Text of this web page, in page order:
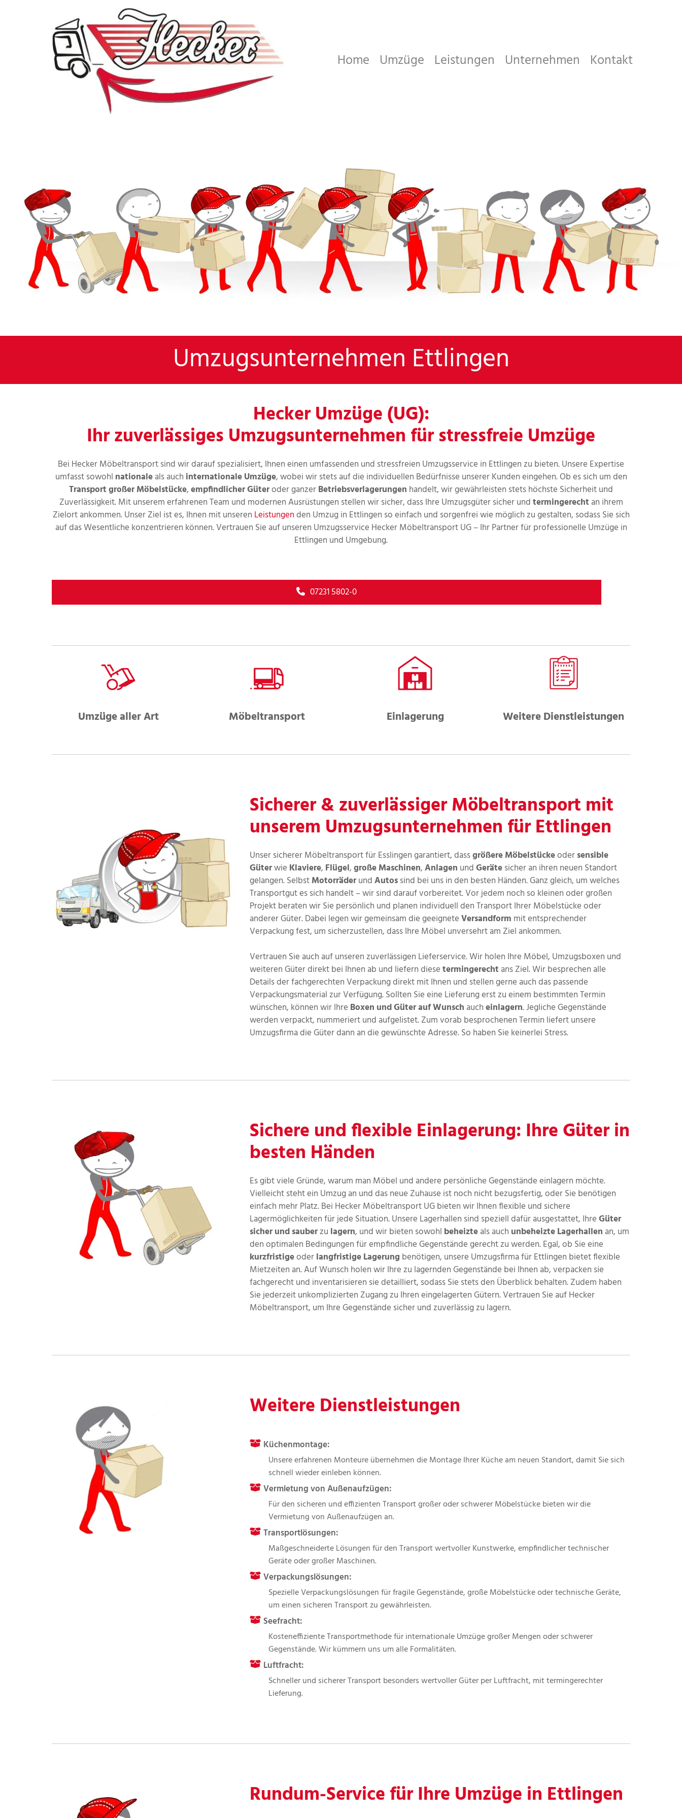
Home Umzüge Leistungen Unternehmen Kontakt
Umzugsunternehmen Ettlingen
Hecker Umzüge (UG):
Ihr zuverlässiges Umzugsunternehmen für stressfreie Umzüge
Bei Hecker Möbeltransport sind wir darauf spezialisiert, Ihnen einen umfassenden und stressfreien Umzugsservice in Ettlingen zu bieten. Unsere Expertise
umfasst sowohl nationaleals auch internationale Umzüge, wobei wir stets auf die individuellen Bedürfnisse unserer Kunden eingehen. Ob es sich um den
Transport großer Möbelstücke,empfindlicher Güteroder ganzerBetriebsverlagerungen handelt, wir gewährleisten stets höchste Sicherheit und
Zuverlässigkeit. Mit unserem erfahrenen Team und modernen Ausrüstungen stellen wir sicher, dass Ihre Umzugsgüter sicher undtermingerechtan ihrem
Zielort ankommen. Unser Ziel ist es, Ihnen mit unseren Leistungenden Umzug in Ettlingen so einfach und sorgenfrei wie möglich zu gestalten, sodass Sie sich
auf das Wesentliche konzentrieren können. Vertrauen Sie auf unseren Umzugsservice Hecker Möbeltransport UG – Ihr Partner für professionelle Umzüge in
Ettlingen und Umgebung.
07231 5802-0
Umzüge aller Art Möbeltransport Einlagerung Weitere Dienstleistungen
Sicherer & zuverlässiger Möbeltransport mit
unserem Umzugsunternehmen für Ettlingen
Unser sicherer Möbeltransport für Esslingen garantiert, dassgrößere Möbelstückeodersensible
Güterwie Klaviere, Flügel,große Maschinen,Anlagen undGerätesicher an ihren neuen Standort
gelangen. SelbstMotorräderundAutossind bei uns in den besten Händen. Ganz gleich, um welches
Transportgut es sich handelt – wir sind darauf vorbereitet. Vor jedem noch so kleinen oder großen
Projekt beraten wir Sie persönlich und planen individuell den Transport Ihrer Möbelstücke oder
anderer Güter. Dabei legen wir gemeinsam die geeigneteVersandform mit entsprechender
Verpackung fest, um sicherzustellen, dass Ihre Möbel unversehrt am Ziel ankommen.
Vertrauen Sie auch auf unseren zuverlässigen Lieferservice. Wir holen Ihre Möbel, Umzugsboxen und
weiteren Güter direkt bei Ihnen ab und liefern diesetermingerechtans Ziel. Wir besprechen alle
Details der fachgerechten Verpackung direkt mit Ihnen und stellen gerne auch das passende
Verpackungsmaterial zur Verfügung. Sollten Sie eine Lieferung erst zu einem bestimmten Termin
wünschen, können wir Ihre Boxen und Güter auf Wunschaucheinlagern. Jegliche Gegenstände
werden verpackt, nummeriert und aufgelistet. Zum vorab besprochenen Termin liefert unsere
Umzugsfirma die Güter dann an die gewünschte Adresse. So haben Sie keinerlei Stress.
Sichere und flexible Einlagerung: Ihre Güter in
besten Händen
Es gibt viele Gründe, warum man Möbel und andere persönliche Gegenstände einlagern möchte.
Vielleicht steht ein Umzug an und das neue Zuhause ist noch nicht bezugsfertig, oder Sie benötigen
einfach mehr Platz. Bei Hecker Möbeltransport UG bieten wir Ihnen flexible und sichere
Lagermöglichkeiten für jede Situation. Unsere Lagerhallen sind speziell dafür ausgestattet, IhreGüter
sicher und sauberzu lagern, und wir bieten sowohl beheizteals auch unbeheizte Lagerhallenan, um
den optimalen Bedingungen für empfindliche Gegenstände gerecht zu werden. Egal, ob Sie eine
kurzfristigeoderlangfristige Lagerung benötigen, unsere Umzugsfirma für Ettlingen bietet flexible
Mietzeiten an. Auf Wunsch holen wir Ihre zu lagernden Gegenstände bei Ihnen ab, verpacken sie
fachgerecht und inventarisieren sie detailliert, sodass Sie stets den Überblick behalten. Zudem haben
Sie jederzeit unkomplizierten Zugang zu Ihren eingelagerten Gütern. Vertrauen Sie auf Hecker
Möbeltransport, um Ihre Gegenstände sicher und zuverlässig zu lagern.
Weitere Dienstleistungen
Küchenmontage:
Unsere erfahrenen Monteure übernehmen die Montage Ihrer Küche am neuen Standort, damit Sie sich
schnell wieder einleben können.
Vermietung von Außenaufzügen:
Für den sicheren und effizienten Transport großer oder schwerer Möbelstücke bieten wir die
Vermietung von Außenaufzügen an.
Transportlösungen:
Maßgeschneiderte Lösungen für den Transport wertvoller Kunstwerke, empfindlicher technischer
Geräte oder großer Maschinen.
Verpackungslösungen:
Spezielle Verpackungslösungen für fragile Gegenstände, große Möbelstücke oder technische Geräte,
um einen sicheren Transport zu gewährleisten.
Seefracht:
Kosteneffiziente Transportmethode für internationale Umzüge großer Mengen oder schwerer
Gegenstände. Wir kümmern uns um alle Formalitäten.
Luftfracht:
Schneller und sicherer Transport besonders wertvoller Güter per Luftfracht, mit termingerechter
Lieferung.
Rundum-Service für Ihre Umzüge in Ettlingen